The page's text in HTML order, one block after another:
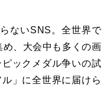
ないSNS。全世界で
、大会中も多くの画
ックメダル争いの試
」に全世界に届けら